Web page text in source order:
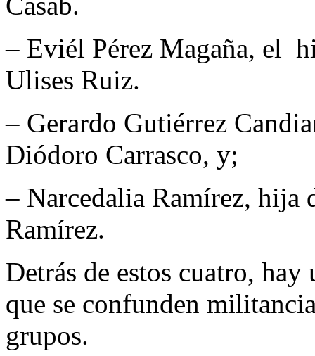
– Eviél Pérez Magaña, el
Ulises Ruiz.
– Gerardo Gutiérrez
Diódoro Carrasco, y;
– Narcedalia Ramírez, hija
Ramírez.
Detrás de estos cuatro,
que se confunden
grupos.